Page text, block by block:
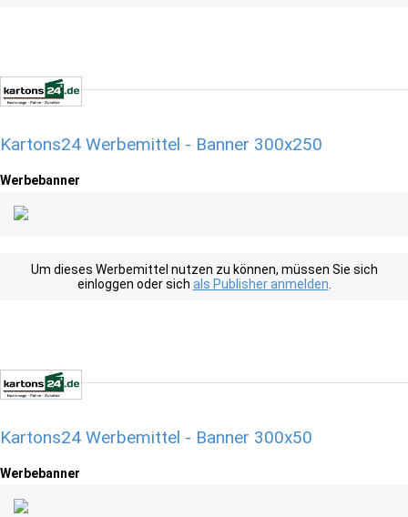
Kartons24 Werbemittel - Banner 300x250
Werbebanner
Um dieses Werbemittel nutzen zu können, müssen Sie sich
einloggen oder sich als Publisher anmelden
Kartons24 Werbemittel - Banner 300x50
Werbebanner